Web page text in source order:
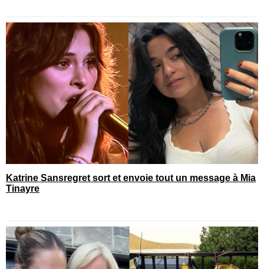
Katrine Sansregret sort et envoie tout un message à Mia
Tinayre